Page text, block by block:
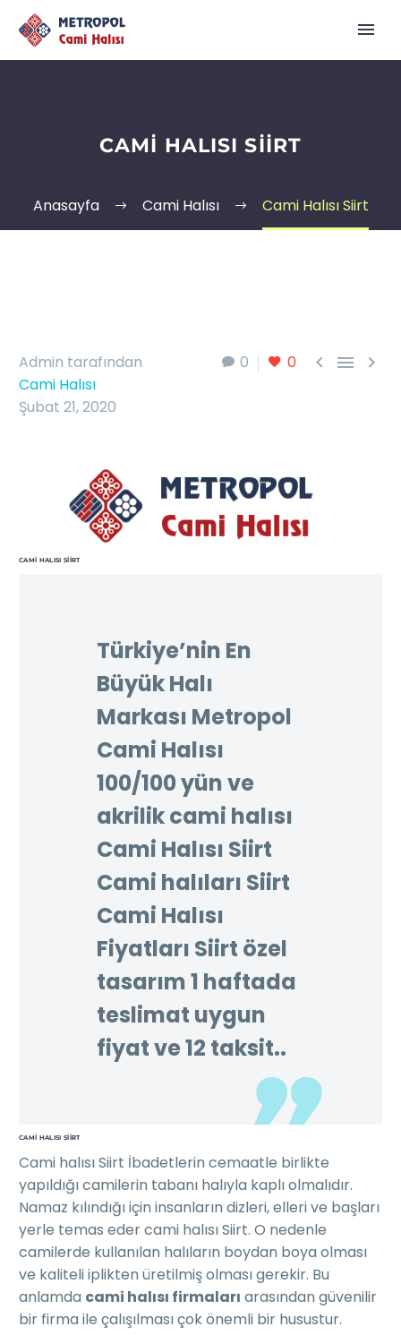
CAMI HALISI SIIRT
Anasayfa Cami Halısı Cami Halısı Siirt
0 0   
Admin tarafından
Cami Halısı
Şubat 21, 2020
CAMI HALISI SIIRT
Türkiye’nin En
Büyük Halı
Markası Metropol
Cami Halısı
100/100 yün ve
akrilik cami halısı
Cami Halısı Siirt
Cami halıları Siirt
Cami Halısı
Fiyatları Siirt özel
tasarım 1 haftada
teslimat uygun
fiyat ve 12 taksit..
CAMI HALISI SIIRT
Cami halısı Siirt İbadetlerin cemaatle birlikte
yapıldığı camilerin tabanı halıyla kaplı olmalıdır.
Namaz kılındığı için insanların dizleri, elleri ve başları
yerle temas eder cami halısı Siirt. O nedenle
camilerde kullanılan halıların boydan boya olması
ve kaliteli iplikten üretilmiş olması gerekir. Bu
anlamda cami halısı firmaları arasından güvenilir
bir firma ile çalışılması çok önemli bir husustur.